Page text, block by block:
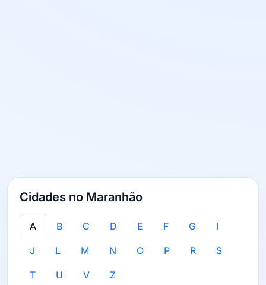
Cidades no Maranhão
A B C D E F G I
J L M N O P R S
T U V Z